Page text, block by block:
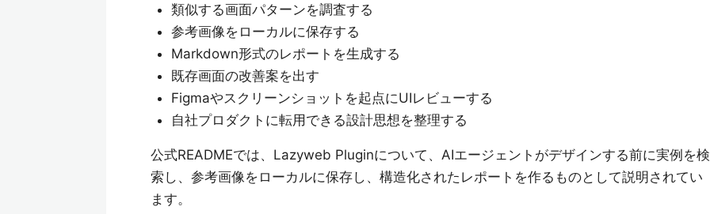
類似する画面パターンを調査する
参考画像をローカルに保存する
Markdown形式のレポートを生成する
既存画面の改善案を出す
Figmaやスクリーンショットを起点にUIレビューする
自社プロダクトに転用できる設計思想を整理する
公式READMEでは、Lazyweb Pluginについて、AIエージェントがデザインする前に実例を検
索し、参考画像をローカルに保存し、構造化されたレポートを作るものとして説明されてい
ます。